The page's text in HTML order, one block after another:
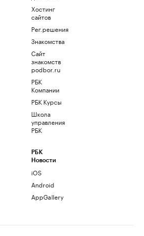
Хостинг
сайтов
Рег.решения
Знакомства
Сайт
знакомств
podbor.ru
РБК
Компании
РБК Курсы
Школа
управления
РБК
РБК
Новости
iOS
Android
AppGallery